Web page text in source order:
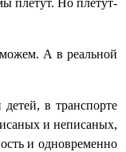
плетут. Но плетут-
А в реальной
в транспорте
и неписаных,
и одновременно